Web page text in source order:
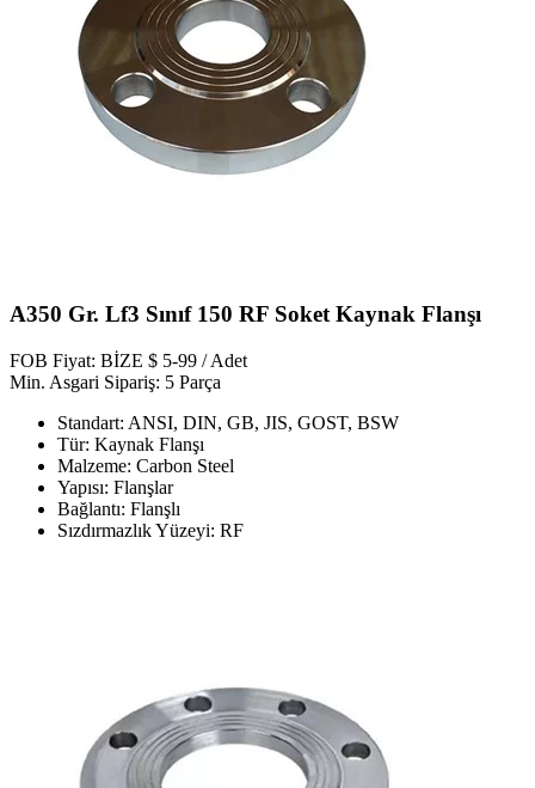
A350 Gr. Lf3 Sınıf 150 RF Soket Kaynak Flanşı
FOB Fiyat: BİZE $ 5-99 / Adet
Min. Asgari Sipariş: 5 Parça
Standart: ANSI, DIN, GB, JIS, GOST, BSW
Tür: Kaynak Flanşı
Malzeme: Carbon Steel
Yapısı: Flanşlar
Bağlantı: Flanşlı
Sızdırmazlık Yüzeyi: RF